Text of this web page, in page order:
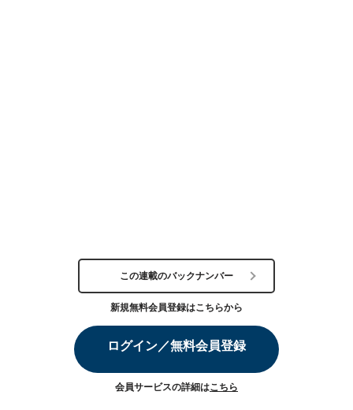
この連載のバックナンバー
新規無料会員登録はこちらから
ログイン／無料会員登録
会員サービスの詳細はこちら